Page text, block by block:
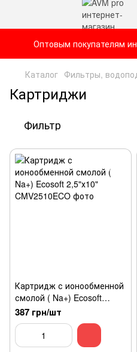
Оптовым покупателям
Каталог Фильтры,
Картриджи
Фильтр
Картридж с ионообменной
смолой ( Na+) Ecosoft
2,5"х10"
387 грн/шт